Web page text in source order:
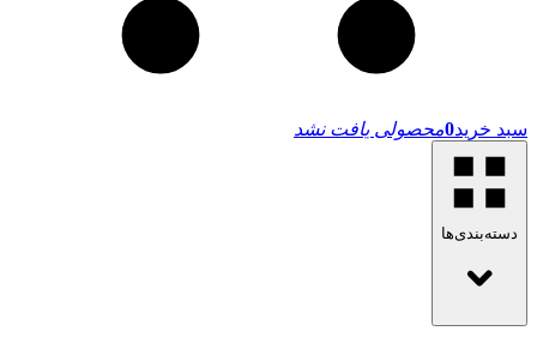
سبد خرید0محصولی یافت نشد
دسته‌بندی‌ها